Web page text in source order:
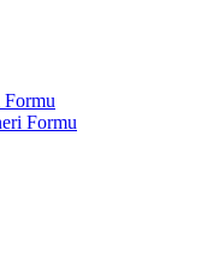
Formu
Formu